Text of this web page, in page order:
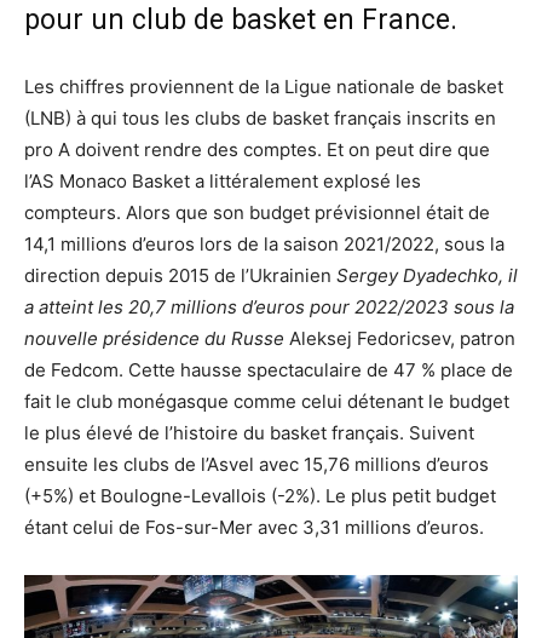
pour un club de basket en France.
Les chiffres proviennent de la Ligue nationale de basket
(LNB) à qui tous les clubs de basket français inscrits en
pro A doivent rendre des comptes. Et on peut dire que
l’AS Monaco Basket a littéralement explosé les
compteurs. Alors que son budget prévisionnel était de
14,1 millions d’euros lors de la saison 2021/2022, sous la
direction depuis 2015 de l’Ukrainien Sergey Dyadechko, il
a atteint les 20,7 millions d’euros pour 2022/2023 sous la
nouvelle présidence du Russe Aleksej Fedoricsev, patron
de Fedcom. Cette hausse spectaculaire de 47 % place de
fait le club monégasque comme celui détenant le budget
le plus élevé de l’histoire du basket français. Suivent
ensuite les clubs de l’Asvel avec 15,76 millions d’euros
(+5%) et Boulogne-Levallois (-2%). Le plus petit budget
étant celui de Fos-sur-Mer avec 3,31 millions d’euros.